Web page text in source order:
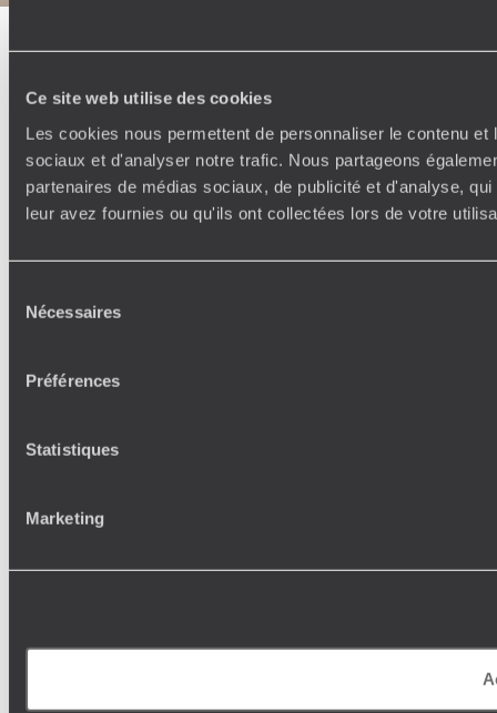
Ce site web utilise des cookies
Les cookies nous permettent de personnaliser le contenu
sociaux et d'analyser notre trafic. Nous partageons
partenaires de médias sociaux, de publicité et d'analyse,
leur avez fournies ou qu'ils ont collectées lors de votre
Nécessaires
Préférences
Statistiques
Marketing